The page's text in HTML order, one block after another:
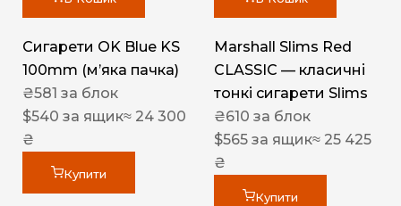
Сигарети OK Blue KS
100mm (м’яка пачка)
₴581 за блок
$540 за ящик≈ 24 300
₴
Купити
Marshall Slims Red
CLASSIC — класичні
тонкі сигарети Slims
₴610 за блок
$565 за ящик≈ 25 425
₴
Купити